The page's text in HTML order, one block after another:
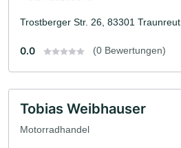
Trostberger Str. 26, 83301 Traunreut
0.0 (0 Bewertungen)
Tobias Weibhauser
Motorradhandel